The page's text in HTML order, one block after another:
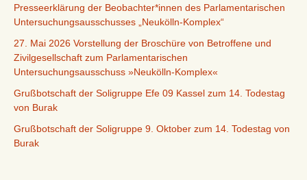
Presseerklärung der Beobachter*innen des Parlamentarischen
Untersuchungsausschusses „Neukölln-Komplex“
27. Mai 2026 Vorstellung der Broschüre von Betroffene und
Zivilgesellschaft zum Parlamentarischen
Untersuchungsausschuss »Neukölln-Komplex«
Grußbotschaft der Soligruppe Efe 09 Kassel zum 14. Todestag
von Burak
Grußbotschaft der Soligruppe 9. Oktober zum 14. Todestag von
Burak